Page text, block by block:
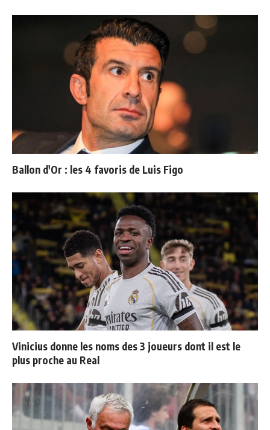
Ballon d'Or : les 4 favoris de Luis Figo
Vinicius donne les noms des 3 joueurs dont il est le
plus proche au Real